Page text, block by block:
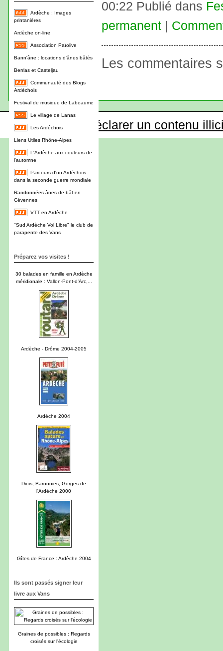
Ardèche : Images
printanières
Ardèche on-line
Association Païolive
Bann'âne : locations d'ânes bâtés
Berrias et Casteljau
Communauté des Blogs
Ardéchois
Festival de musique de Labeaume
Le village de Lanas
Les Ardéchois
Liens Utiles Rhône-Alpes
L'Ardèche aux couleurs de
l'automne
Parcours d'un Ardéchois
dans la seconde guerre mondiale
Randonnées ânes de bât en
Cévennes
VTT en Ardèche
"Sud Ardèche Vol Libre" le club de
parapente des Vans
Préparez vos visites !
30 balades en famille en Ardèche
méridionale : Vallon-Pont-d'Arc,...
Ardèche - Drôme 2004-2005
Ardèche 2004
Diois, Baronnies, Gorges de
l'Ardèche 2000
Gîtes de France : Ardèche 2004
Ils sont passés signer leur
livre aux Vans
Graines de possibles : Regards
croisés sur l'écologie
00:22 Publié dans
permanent
Les commentaires
Déclarer un contenu